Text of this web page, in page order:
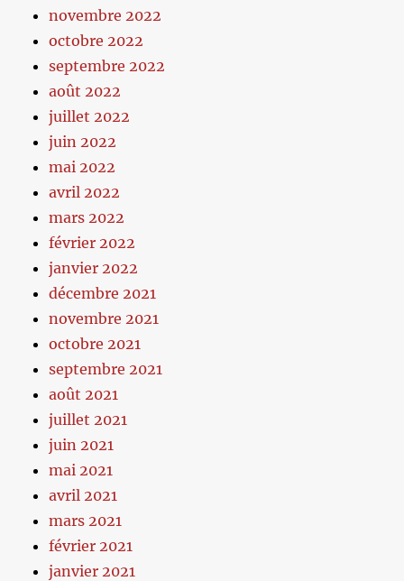
novembre 2022
octobre 2022
septembre 2022
août 2022
juillet 2022
juin 2022
mai 2022
avril 2022
mars 2022
février 2022
janvier 2022
décembre 2021
novembre 2021
octobre 2021
septembre 2021
août 2021
juillet 2021
juin 2021
mai 2021
avril 2021
mars 2021
février 2021
janvier 2021